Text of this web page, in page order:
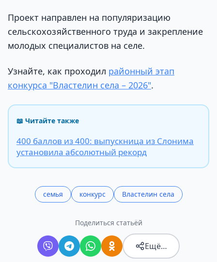
Проект направлен на популяризацию
сельскохозяйственного труда и закрепление
молодых специалистов на селе.
Узнайте, как проходил районный этап
конкурса "Властелин села – 2026".
📖 Читайте также
400 баллов из 400: выпускница из Слонима
установила абсолютный рекорд
семья конкурс Властелин села
Поделиться статьёй
Ещё…